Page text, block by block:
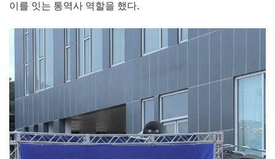
이를 잇는 통역사 역할을 했다.